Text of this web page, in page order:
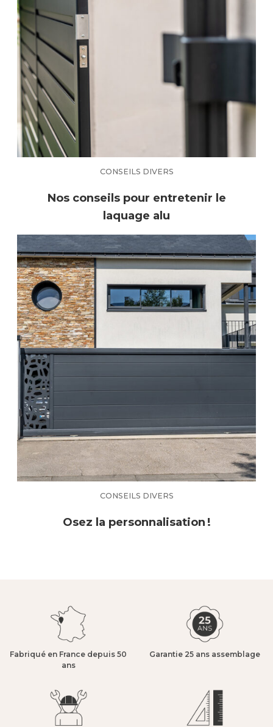
CONSEILS DIVERS
Nos conseils pour entretenir le
laquage alu
CONSEILS DIVERS
Osez la personnalisation !
Fabriqué en France depuis 50
ans​
Garantie 25 ans assemblage​